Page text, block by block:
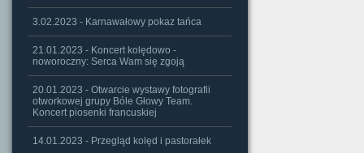
3.02.2023 - Karnawałowy pokaz tańca
21.01.2023 - Koncert kolędowo -
noworoczny: Serca Wam się zgoją
20.01.2023 - Otwarcie wystawy fotografii
otworkowej grupy Bóle Głowy Team.
Koncert piosenki francuskiej
14.01.2023 - Przegląd kolęd i pastorałek